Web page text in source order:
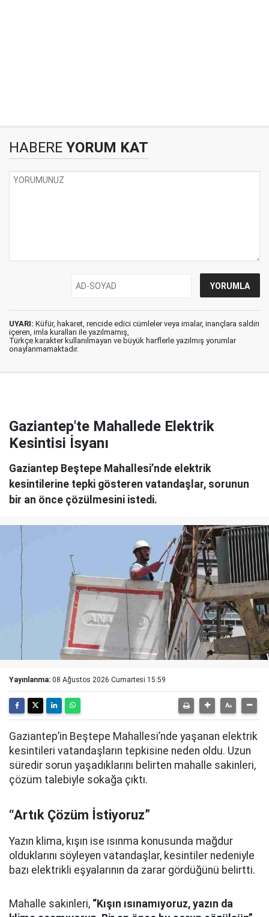
HABERE YORUM KAT
UYARI: Küfür, hakaret, rencide edici cümleler veya imalar, inançlara saldırı
içeren, imla kuralları ile yazılmamış,
Türkçe karakter kullanılmayan ve büyük harflerle yazılmış yorumlar
onaylanmamaktadır.
Gaziantep'te Mahallede Elektrik
Kesintisi İsyanı
Gaziantep Beştepe Mahallesi’nde elektrik
kesintilerine tepki gösteren vatandaşlar, sorunun
bir an önce çözülmesini istedi.
Yayınlanma: 08 Ağustos 2026 Cumartesi 15:59
Gaziantep’in Beştepe Mahallesi’nde yaşanan elektrik
kesintileri vatandaşların tepkisine neden oldu. Uzun
süredir sorun yaşadıklarını belirten mahalle sakinleri,
çözüm talebiyle sokağa çıktı.
“Artık Çözüm İstiyoruz”
Yazın klima, kışın ise ısınma konusunda mağdur
olduklarını söyleyen vatandaşlar, kesintiler nedeniyle
bazı elektrikli eşyalarının da zarar gördüğünü belirtti.
Mahalle sakinleri, “Kışın ısınamıyoruz, yazın da